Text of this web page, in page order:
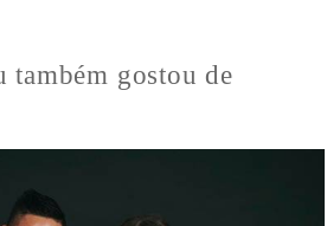
também gostou de